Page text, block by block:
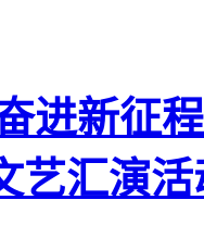
进新征
艺汇演